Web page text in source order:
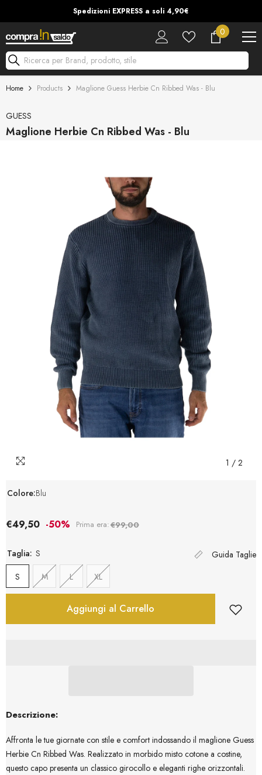
Vai Al ContenutoSpedizioni EXPRESS a soli 4,90€
0
0
articoli
Ricerca per Brand, prodotto, stile
Home Products Maglione Guess Herbie Cn Ribbed Was - Blu
GUESS
Maglione Herbie Cn Ribbed Was - Blu
1 / 2
Colore:Blu
€49,50 -50% Prima era:€99,00
Taglia: S
Guida Taglie
S
M L XL
Aggiungi al Carrello
Descrizione:
Affronta le tue giornate con stile e comfort indossando il maglione Guess
Herbie Cn Ribbed Was. Realizzato in morbido misto cotone a costine,
questo capo presenta un classico girocollo e eleganti righe orizzontali.